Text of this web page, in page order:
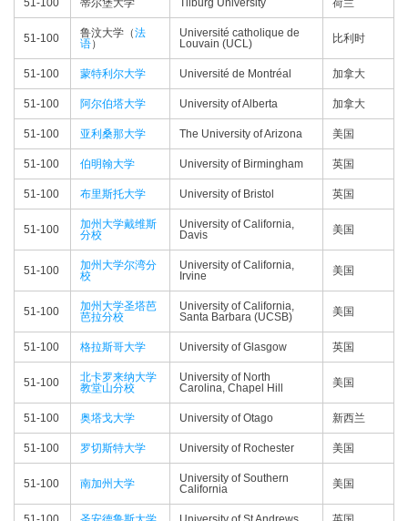
51-100 蒂尔堡大学 Tilburg University 荷兰
51-100 鲁汶大学（法
语）
Université catholique de
Louvain (UCL)
比利时
51-100 蒙特利尔大学 Université de Montréal 加拿大
51-100 阿尔伯塔大学 University of Alberta 加拿大
51-100 亚利桑那大学 The University of Arizona 美国
51-100 伯明翰大学 University of Birmingham 英国
51-100 布里斯托大学 University of Bristol 英国
51-100
加州大学戴维斯
分校
University of California,
Davis
美国
51-100
加州大学尔湾分
校
University of California,
Irvine
美国
51-100
加州大学圣塔芭
芭拉分校
University of California,
Santa Barbara (UCSB)
美国
51-100 格拉斯哥大学 University of Glasgow 英国
51-100
北卡罗来纳大学
教堂山分校
University of North
Carolina, Chapel Hill
美国
51-100 奥塔戈大学 University of Otago 新西兰
51-100 罗切斯特大学 University of Rochester 美国
51-100 南加州大学
University of Southern
California
美国